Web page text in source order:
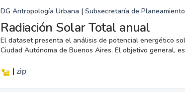
DG Antropología Urbana | Subsecretaría de
Radiación Solar Total anual
El dataset presenta el análisis de potencial energético
Ciudad Autónoma de Buenos Aires. El objetivo general,
| zip